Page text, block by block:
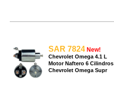
SAR 7824 New!
Chevrolet Omega 4.1 L
Motor Naftero 6 Cilindros
Chevrolet Omega Supr